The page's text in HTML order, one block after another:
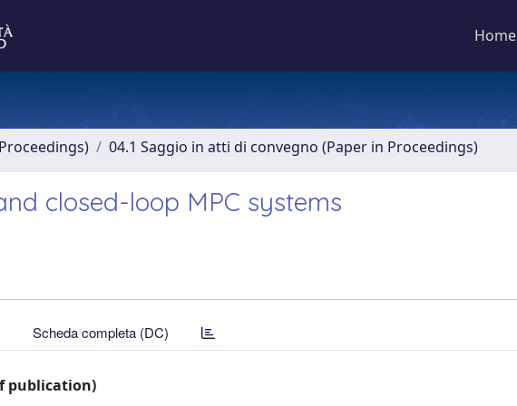
Home
04.1 Saggio in atti di convegno (Paper in Proceedings)
closed-loop MPC systems
Scheda completa (DC)
publication)